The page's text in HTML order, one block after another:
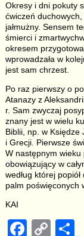
Okresy i dni pokuty
ćwiczeń
jałmużny. Sensem
śmierci i
okresem
wprowadzała w
jest sam chrzest.
Po raz pierwszy o
Atanazy z
r. Sam zwyczaj
znany jest w wielu
Biblii, np. w Księdze
i Grecji. Pierwsze
W następnym wieku
obowiązujący w
według której
palm poświęconych
KAI
F
C